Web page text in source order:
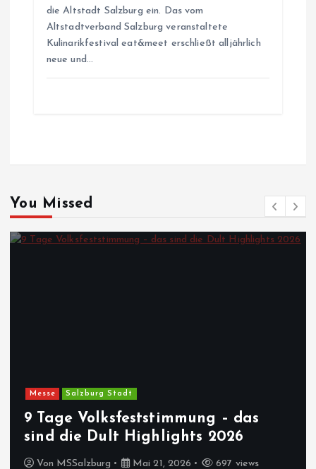
die Altstadt Salzburg ein. Das vom
Altstadtverband Salzburg veranstaltete
Kulinarikfestival eat&meet erschließt alljährlich
neue und…
You Missed
Messe Salzburg Stadt
9 Tage Volksfeststimmung – das
sind die Dult Highlights 2026
Von MSSalzburg Mai 21, 2026 697 views